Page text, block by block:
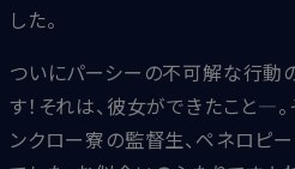
した。
ついにパーシーの不可解な行動
す！それは、彼女ができたこと―
ンクロー寮の監督生、ペネロピー